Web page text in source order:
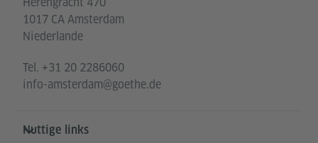
1017 CA Amsterdam
Niederlande
Tel. +31 20 2286060
info-amsterdam@goethe.de
Nuttige links